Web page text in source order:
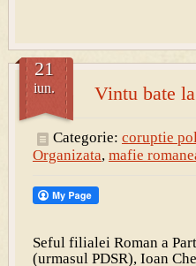
Vintu bate
21
iun.
Categorie: coruptie
Organizata, mafie
Seful filialei Roman a
(urmasul PDSR), Ioan